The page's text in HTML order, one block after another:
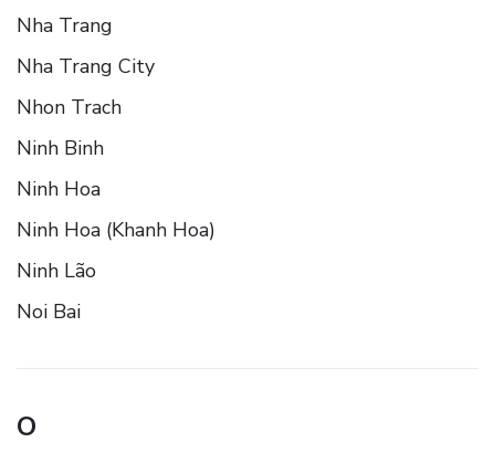
Nha Trang
Nha Trang City
Nhon Trach
Ninh Binh
Ninh Hoa
Ninh Hoa (Khanh Hoa)
Ninh Lão
Noi Bai
O